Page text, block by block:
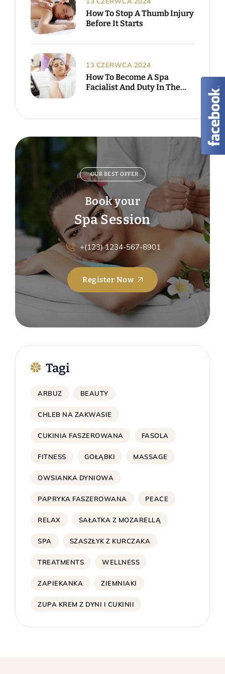
How To Stop A Thumb Injury
Before It Starts
How To Become A Spa
Facialist And Duty In The
13 CZERWCA 2024
OUR BEST OFFER
Book your
Spa Session
+(123) 1234-567-8901
Register Now
Tagi
ARBUZ BEAUTY
CHLEB NA ZAKWASIE
CUKINIA FASZEROWANA FASOLA
FITNESS GOŁĄBKI MASSAGE
OWSIANKA DYNIOWA
PAPRYKA FASZEROWANA PEACE
RELAX SAŁATKA Z MOZARELLĄ
SPA SZASZŁYK Z KURCZAKA
TREATMENTS WELLNESS
ZAPIEKANKA ZIEMNIAKI
ZUPA KREM Z DYNI I CUKINII